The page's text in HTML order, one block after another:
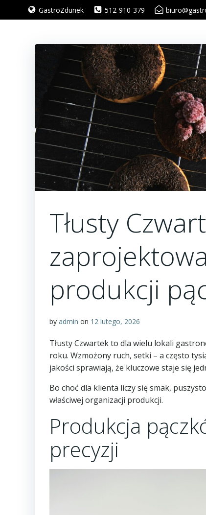
to
GastroZdunek 512-910-379
Tłusty
produkcji
by admin on 12 lutego, 2026
Tłusty Czwartek to dla wielu lokali
roku. Wzmożony ruch, setki – a często
jakości sprawiają, że kluczowe staje się
Bo choć dla klienta liczy się smak,
właściwej organizacji produkcji.
Produkcja
precyzji